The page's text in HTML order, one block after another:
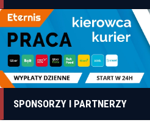
SPONSORZY I PARTNERZY